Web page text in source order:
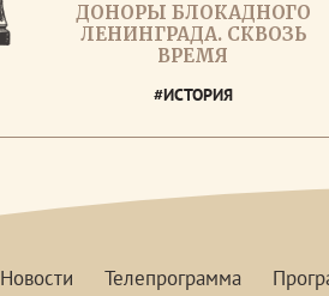
ДОНОРЫ БЛОКАДНОГО
ЛЕНИНГРАДА. СКВОЗЬ
ВРЕМЯ
#ИСТОРИЯ
Новости Телепрограмма